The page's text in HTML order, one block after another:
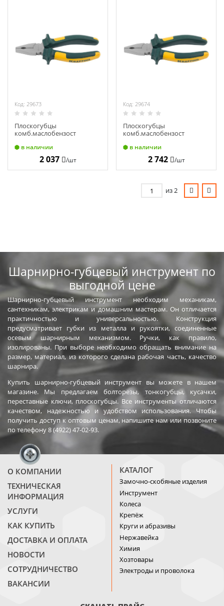
Код: 29673
Плоскогубцы
комб.маслобензост
п/из.
180мм.KRAFTOOL"KRAFT-
MAX 22011-1-18
в наличии
2 037 /шт
Код: 29674
Плоскогубцы
комб.маслобензост
п/из.
200мм.KRAFTOOL"KRAFT-
MAX 22011-1-20
в наличии
2 742 /шт
из 2
Шарнирно-губцевый инструмент по
выгодной цене
Шарнирно-губцевый инструмент необходим механикам,
сантехникам, электрикам и домашним мастерам. Он отличается
практичностью и универсальностью. Конструкция
предусматривает губки из металла и рукоятки, соединенные
осевым шарнирным механизмом. Ручки, как правило,
изолированы. При выборе необходимо обращать внимание на
размер, материал, из которого сделана рабочая часть, качество
шарнира.
Купить шарнирно-губцевый инструмент вы можете в нашем
магазине. Мы предлагаем болторезы, тонкогубцы, кусачки,
переставные ключи, плоскогубцы. Все инструменты отличаются
качеством, надежностью и удобством использования. Чтобы
получить доступ к оптовым ценам, напишите нам или позвоните
по телефону 8 (4922) 47-02-93.
О КОМПАНИИ
ТЕХНИЧЕСКАЯ
ИНФОРМАЦИЯ
УСЛУГИ
КАК КУПИТЬ
ДОСТАВКА И ОПЛАТА
НОВОСТИ
СОТРУДНИЧЕСТВО
ВАКАНСИИ
КАТАЛОГ
Замочно-скобяные изделия
Инструмент
Колеса
Крепёж
Круги и абразивы
Нержавейка
Химия
Хозтовары
Электроды и проволока